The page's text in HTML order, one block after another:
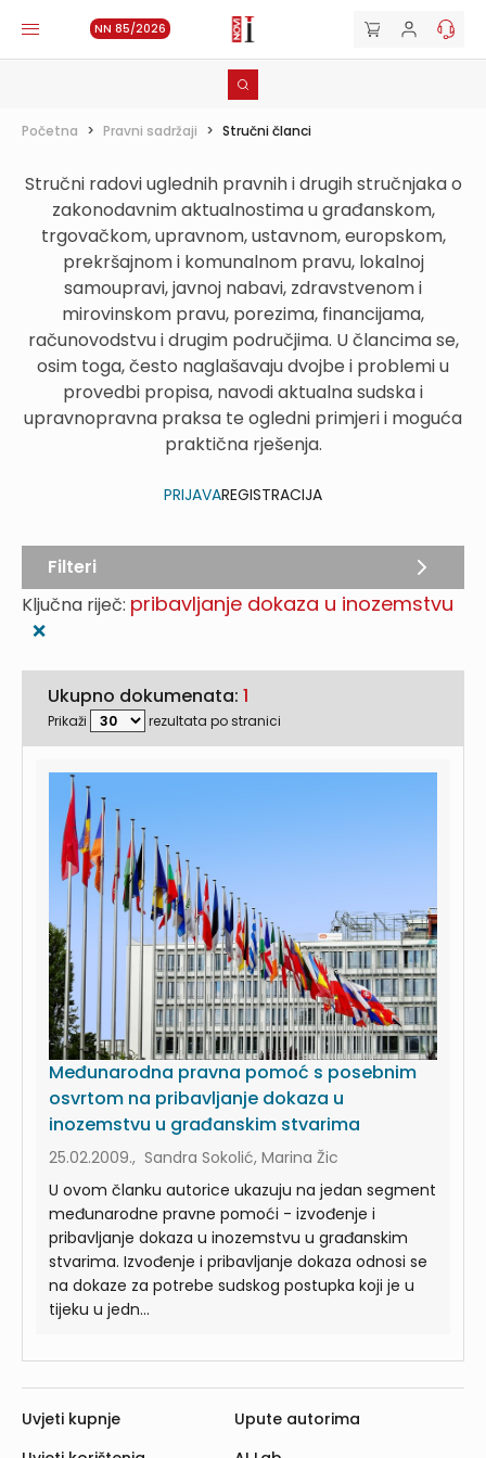
NN 85/2026
Početna > Pravni sadržaji > Stručni članci
Stručni radovi uglednih pravnih i drugih stručnjaka o
zakonodavnim aktualnostima u građanskom,
trgovačkom, upravnom, ustavnom, europskom,
prekršajnom i komunalnom pravu, lokalnoj
samoupravi, javnoj nabavi, zdravstvenom i
mirovinskom pravu, porezima, financijama,
računovodstvu i drugim područjima. U člancima se,
osim toga, često naglašavaju dvojbe i problemi u
provedbi propisa, navodi aktualna sudska i
upravnopravna praksa te ogledni primjeri i moguća
praktična rješenja.
PRIJAVAREGISTRACIJA
Ključna riječ: pribavljanje dokaza u inozemstvu
❌
Ukupno dokumenata: 1
Prikaži rezultata po stranici
Međunarodna pravna pomoć s posebnim
osvrtom na pribavljanje dokaza u
inozemstvu u građanskim stvarima
25.02.2009., Sandra Sokolić, Marina Žic
U ovom članku autorice ukazuju na jedan segment
međunarodne pravne pomoći - izvođenje i
pribavljanje dokaza u inozemstvu u građanskim
stvarima. Izvođenje i pribavljanje dokaza odnosi se
na dokaze za potrebe sudskog postupka koji je u
tijeku u jedn...
Filteri
Uvjeti kupnje
Upute autorima